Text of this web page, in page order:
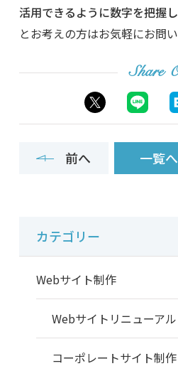
活用できるように数字を把握し
とお考えの方はお気軽にお問
Share
前へ 一覧へ
カテゴリー
Webサイト制作
Webサイトリニューアル
コーポレートサイト制作